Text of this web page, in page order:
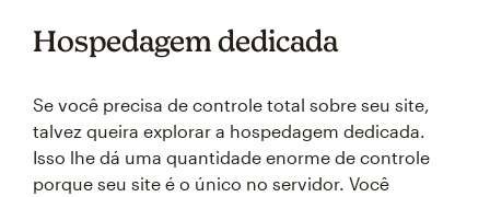
Hospedagem dedicada
Se você precisa de controle total sobre seu site,
talvez queira explorar a hospedagem dedicada.
Isso lhe dá uma quantidade enorme de controle
porque seu site é o único no servidor. Você